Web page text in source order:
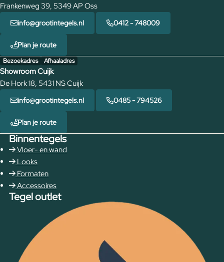
Frankenweg 39, 5349 AP Oss
info@grootintegels.nl 0412 - 748009
Plan je route
Bezoekadres Afhaaladres
Showroom Cuijk
De Hork 18, 5431 NS Cuijk
info@grootintegels.nl 0485 - 794526
Plan je route
Binnentegels
Vloer- en wand
Looks
Formaten
Accessoires
Tegel outlet